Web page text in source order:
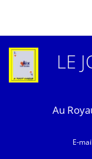
LE
Au
E-